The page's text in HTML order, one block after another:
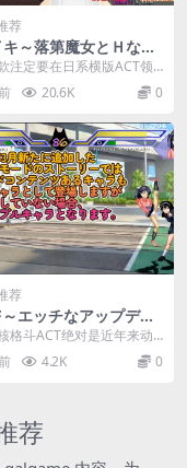
荐
～落第魔女とＨな魔
Iki: The Failing
and Her Lewd Curse
版动作ACT 魔法战斗
注定要在日系横版ACT领
墨重彩一笔的顶级作品。
以...
20.6K 0
荐
エッチなアップデー
ゲーム～ WOLF PC
格斗ACT v26.03.09 官
格斗ACT绝对是近年来动
域最震撼的巅峰巨制。WO
的连击...
4.2K 0
荐